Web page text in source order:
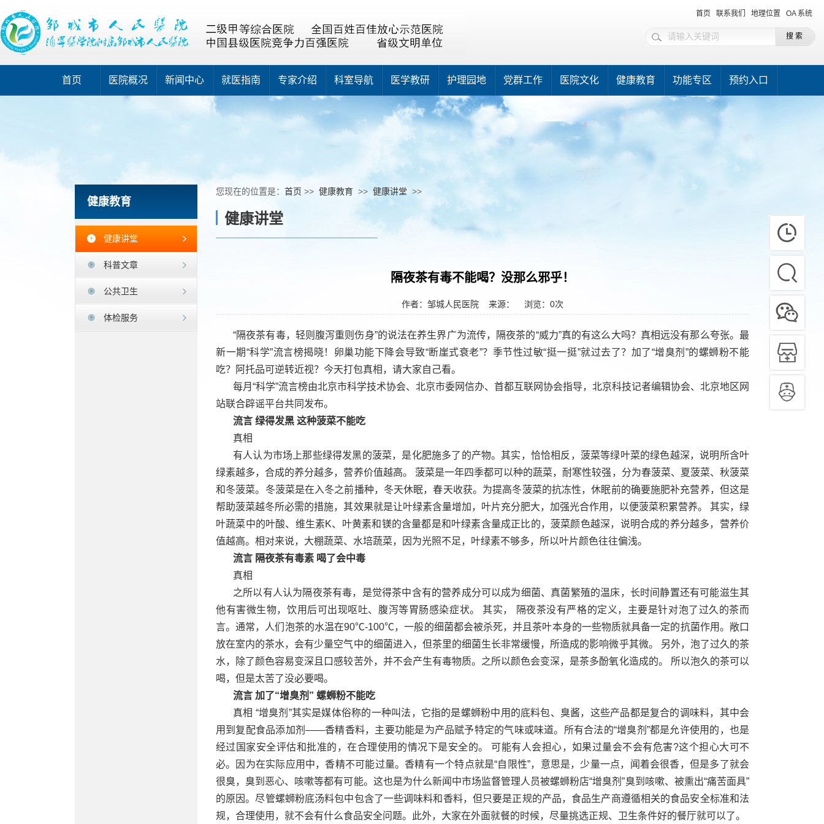
首页 联系我们 地理位置 OA 系统
首页 医院概况 新闻中心 就医指南 专家介绍 科室导航 医学教研 护理园地 党群工作 医院文化 健康教育 功能专区 预约入口
健康教育
健康讲堂
科普文章
公共卫生
体检服务
您现在的位置是： 首页 >> 健康教育 >> 健康讲堂 >>
健康讲堂
隔夜茶有毒不能喝？没那么邪乎！
作者：邹城人民医院 来源： 浏览： 0次
“隔夜茶有毒，轻则腹泻重则伤身”的说法在养生界广为流传，隔夜茶的“威力”真的有这么大吗？真相远没有那么夸张。最
新一期“科学”流言榜揭晓！卵巢功能下降会导致“断崖式衰老”？季节性过敏“挺一挺”就过去了？加了“增臭剂”的螺蛳粉不能
吃？阿托品可逆转近视？今天打包真相，请大家自己看。
每月“科学”流言榜由北京市科学技术协会、北京市委网信办、首都互联网协会指导，北京科技记者编辑协会、北京地区网
站联合辟谣平台共同发布。
流言 绿得发黑 这种菠菜不能吃
真相
有人认为市场上那些绿得发黑的菠菜，是化肥施多了的产物。其实，恰恰相反，菠菜等绿叶菜的绿色越深，说明所含叶
绿素越多，合成的养分越多，营养价值越高。 菠菜是一年四季都可以种的蔬菜，耐寒性较强，分为春菠菜、夏菠菜、秋菠菜
和冬菠菜。冬菠菜是在入冬之前播种，冬天休眠，春天收获。为提高冬菠菜的抗冻性，休眠前的确要施肥补充营养，但这是
帮助菠菜越冬所必需的措施，其效果就是让叶绿素含量增加，叶片充分肥大，加强光合作用，以便菠菜积累营养。 其实，绿
叶蔬菜中的叶酸、维生素K、叶黄素和镁的含量都是和叶绿素含量成正比的，菠菜颜色越深，说明合成的养分越多，营养价
值越高。相对来说，大棚蔬菜、水培蔬菜，因为光照不足，叶绿素不够多，所以叶片颜色往往偏浅。
流言 隔夜茶有毒素 喝了会中毒
真相
之所以有人认为隔夜茶有毒，是觉得茶中含有的营养成分可以成为细菌、真菌繁殖的温床，长时间静置还有可能滋生其
他有害微生物，饮用后可出现呕吐、腹泻等胃肠感染症状。 其实， 隔夜茶没有严格的定义，主要是针对泡了过久的茶而
言。通常，人们泡茶的水温在90℃-100℃，一般的细菌都会被杀死，并且茶叶本身的一些物质就具备一定的抗菌作用。敞口
放在室内的茶水，会有少量空气中的细菌进入，但茶里的细菌生长非常缓慢，所造成的影响微乎其微。 另外，泡了过久的茶
水，除了颜色容易变深且口感较苦外，并不会产生有毒物质。之所以颜色会变深，是茶多酚氧化造成的。 所以泡久的茶可以
喝，但是太苦了没必要喝。
流言 加了“增臭剂” 螺蛳粉不能吃
真相 “增臭剂”其实是媒体俗称的一种叫法，它指的是螺蛳粉中用的底料包、臭酱，这些产品都是复合的调味料，其中会
用到复配食品添加剂——香精香料，主要功能是为产品赋予特定的气味或味道。所有合法的“增臭剂”都是允许使用的，也是
经过国家安全评估和批准的，在合理使用的情况下是安全的。 可能有人会担心，如果过量会不会有危害?这个担心大可不
必。因为在实际应用中，香精不可能过量。香精有一个特点就是“自限性”，意思是，少量一点，闻着会很香，但是多了就会
很臭，臭到恶心、咳嗽等都有可能。这也是为什么新闻中市场监督管理人员被螺蛳粉店“增臭剂”臭到咳嗽、被熏出“痛苦面具”
的原因。尽管螺蛳粉底汤料包中包含了一些调味料和香料，但只要是正规的产品，食品生产商遵循相关的食品安全标准和法
规，合理使用，就不会有什么食品安全问题。此外，大家在外面就餐的时候，尽量挑选正规、卫生条件好的餐厅就可以了。